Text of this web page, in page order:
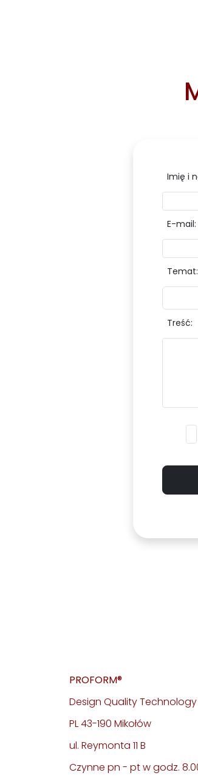
Imię i
E-
Temat:
Treść:
PROFORM®
Design Quality Technology
PL 43-190 Mikołów
ul. Reymonta 11 B
Czynne pn - pt w godz.